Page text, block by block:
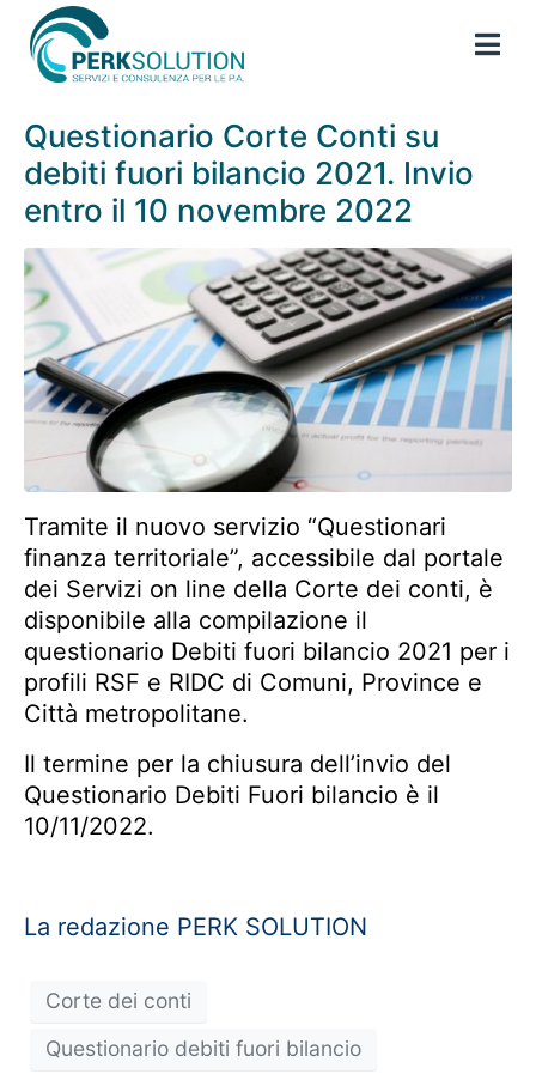
Questionario Corte Conti su
debiti fuori bilancio 2021. Invio
entro il 10 novembre 2022
Tramite il nuovo servizio “Questionari
finanza territoriale”, accessibile dal portale
dei Servizi on line della Corte dei conti, è
disponibile alla compilazione il
questionario Debiti fuori bilancio 2021 per i
profili RSF e RIDC di Comuni, Province e
Città metropolitane.
Il termine per la chiusura dell’invio del
Questionario Debiti Fuori bilancio è il
10/11/2022.
La redazione PERK SOLUTION
Corte dei conti
Questionario debiti fuori bilancio